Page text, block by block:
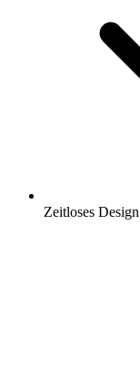
Zeitloses Design